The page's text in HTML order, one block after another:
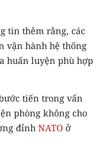
tin thêm rằng, các
vận hành hệ thống
huấn luyện phù hợp
tiến trong vấn
phòng không cho
đỉnh NATO ở